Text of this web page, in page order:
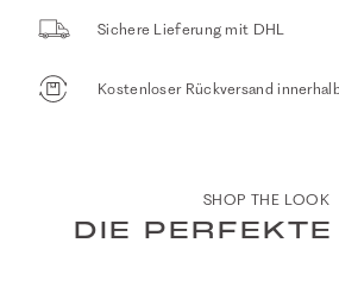
Sichere Lieferung mit DHL
Kostenloser Rückversand
SHOP THE LOOK
DIE